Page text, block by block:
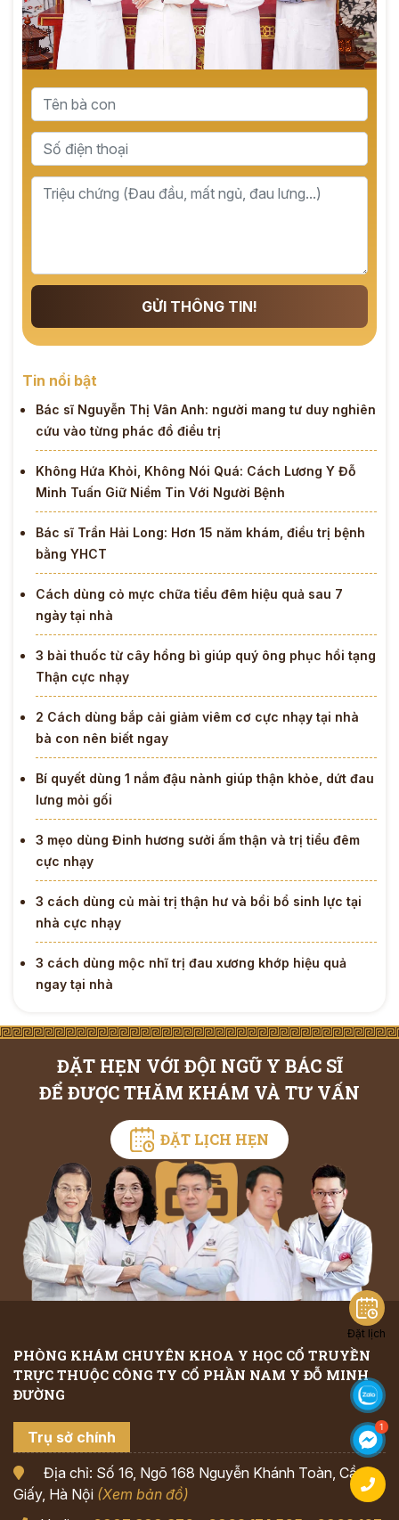
GỬI THÔNG TIN!
Tin nổi bật
Bác sĩ Nguyễn Thị Vân Anh: người mang tư duy nghiên
cứu vào từng phác đồ điều trị
Không Hứa Khỏi, Không Nói Quá: Cách Lương Y Đỗ
Minh Tuấn Giữ Niềm Tin Với Người Bệnh
Bác sĩ Trần Hải Long: Hơn 15 năm khám, điều trị bệnh
bằng YHCT
Cách dùng cỏ mực chữa tiểu đêm hiệu quả sau 7
ngày tại nhà
3 bài thuốc từ cây hồng bì giúp quý ông phục hồi tạng
Thận cực nhạy
2 Cách dùng bắp cải giảm viêm cơ cực nhạy tại nhà
bà con nên biết ngay
Bí quyết dùng 1 nắm đậu nành giúp thận khỏe, dứt đau
lưng mỏi gối
3 mẹo dùng Đinh hương sưởi ấm thận và trị tiểu đêm
cực nhạy
3 cách dùng củ mài trị thận hư và bồi bổ sinh lực tại
nhà cực nhạy
3 cách dùng mộc nhĩ trị đau xương khớp hiệu quả
ngay tại nhà
ĐẶT HẸN VỚI ĐỘI NGŨ Y BÁC SĨ
ĐỂ ĐƯỢC THĂM KHÁM VÀ TƯ VẤN
ĐẶT LỊCH HẸN
PHÒNG KHÁM CHUYÊN KHOA Y HỌC CỔ TRUYỀN
TRỰC THUỘC CÔNG TY CỔ PHẦN NAM Y ĐỖ MINH
ĐƯỜNG
Trụ sở chính
Địa chỉ: Số 16, Ngõ 168 Nguyễn Khánh Toàn, Cầu
Giấy, Hà Nội (Xem bản đồ)
Đặt lịch